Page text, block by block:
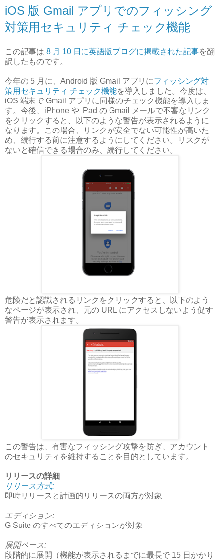
iOS 版 Gmail アプリでのフィッシング
対策用セキュリティ チェック機能
この記事は 8 月 10 日に英語版ブログに掲載された記事を翻
訳したものです。
今年の 5 月に、Android 版 Gmail アプリにフィッシング対
策用セキュリティ チェック機能を導入しました。今度は、
iOS 端末で Gmail アプリに同様のチェック機能を導入しま
す。今後、iPhone や iPad の Gmail メールで不審なリンク
をクリックすると、以下のような警告が表示されるように
なります。この場合、リンクが安全でない可能性が高いた
め、続行する前に注意するようにしてください。リスクが
ないと確信できる場合のみ、続行してください。
危険だと認識されるリンクをクリックすると、以下のよう
なページが表示され、元の URL にアクセスしないよう促す
警告が表示されます。
この警告は、有害なフィッシング攻撃を防ぎ、アカウント
のセキュリティを維持することを目的としています。
リリースの詳細
リリース方式:
即時リリースと計画的リリースの両方が対象
エディション:
G Suite のすべてのエディションが対象
展開ペース:
段階的に展開（機能が表示されるまでに最長で 15 日かかり